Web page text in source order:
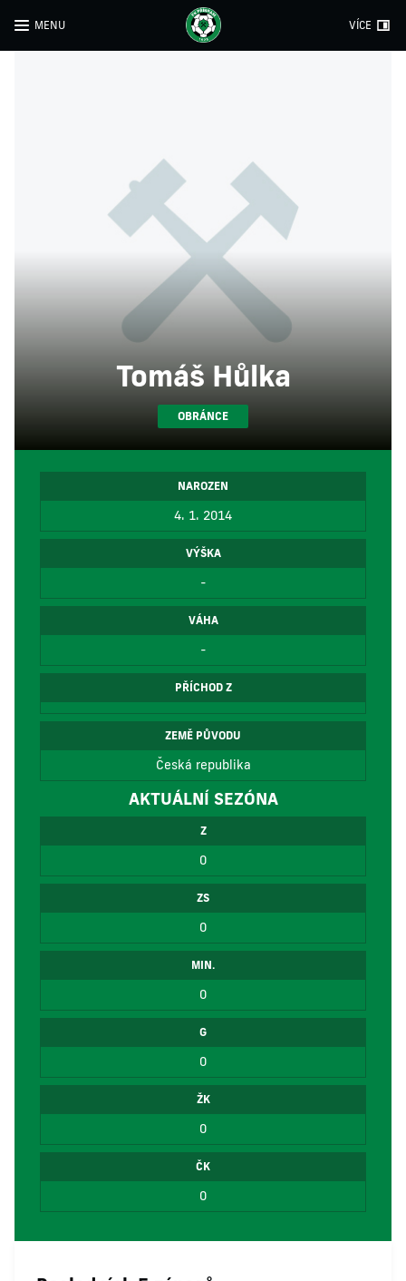
MENU VÍCE
Tomáš Hůlka
OBRÁNCE
NAROZEN
4. 1. 2014
VÝŠKA
-
VÁHA
-
PŘÍCHOD Z
ZEMĚ PŮVODU
Česká republika
AKTUÁLNÍ SEZÓNA
Z
0
ZS
0
MIN.
0
G
0
ŽK
0
ČK
0